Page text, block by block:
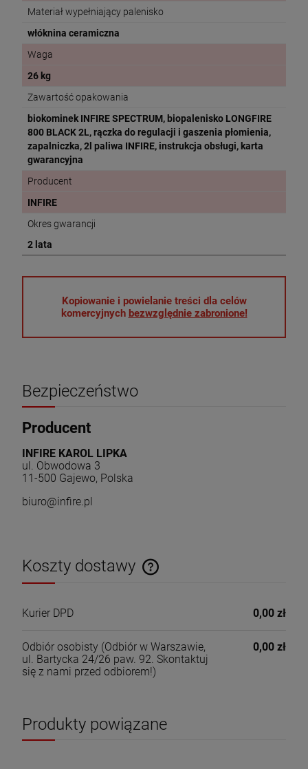
Materiał wypełniający palenisko
włóknina ceramiczna
Waga
26 kg
Zawartość opakowania
biokominek INFIRE SPECTRUM, biopalenisko LONGFIRE
800 BLACK 2L, rączka do regulacji i gaszenia płomienia,
zapalniczka, 2l paliwa INFIRE, instrukcja obsługi, karta
gwarancyjna
Producent
INFIRE
Okres gwarancji
2 lata
Kopiowanie i powielanie treści dla celów
komercyjnych bezwzględnie zabronione!
Bezpieczeństwo
Producent
INFIRE KAROL LIPKA
ul. Obwodowa 3
11-500 Gajewo, Polska
biuro@infire.pl
Koszty dostawy
Cena nie zawiera ewentualnych kosztów płatności
Kurier DPD 0,00 zł
Odbiór osobisty (Odbiór w Warszawie,
ul. Bartycka 24/26 paw. 92. Skontaktuj
się z nami przed odbiorem!)
0,00 zł
Produkty powiązane